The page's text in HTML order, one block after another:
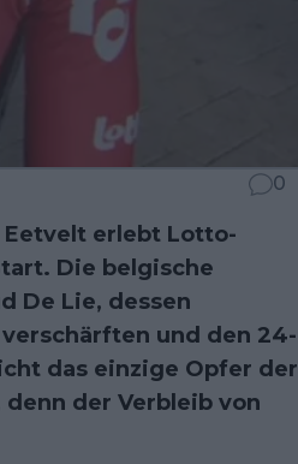
0
erlebt Lotto-
Die belgische
De Lie, dessen
und den 24-
das einzige Opfer der
denn der Verbleib von